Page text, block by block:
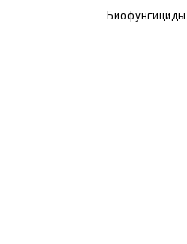
Биофунгициды